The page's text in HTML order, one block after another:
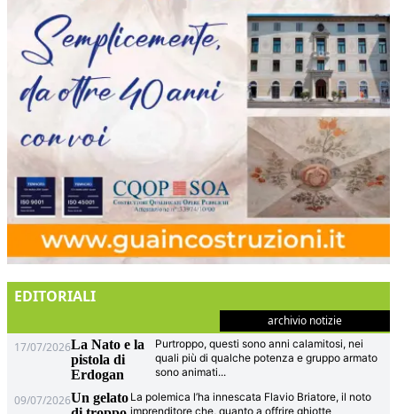
EDITORIALI
archivio notizie
17/07/2026La Nato e la
pistola di
Erdogan
Purtroppo, questi sono anni calamitosi, nei
quali più di qualche potenza e gruppo armato
sono animati...
09/07/2026Un gelato La polemica l’ha innescata Flavio Briatore, il noto
imprenditore che, quanto a offrire ghiotte